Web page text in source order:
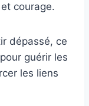
courage.
dépassé, ce
guérir les
les liens